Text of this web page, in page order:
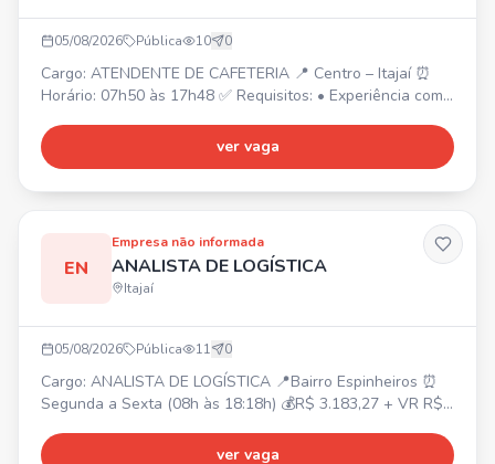
05/08/2026 Pública 10 0
Cargo: ATENDENTE DE CAFETERIA 📍 Centro – Itajaí ⏰
Horário: 07h50 às 17h48 ✅ Requisitos: • Experiência com
será um diferencial.
ver vaga
EN
Empresa não informada
ANALISTA DE LOGÍSTICA
Itajaí
05/08/2026 Pública 11 0
Cargo: ANALISTA DE LOGÍSTICA 📍Bairro Espinheiros ⏰
Segunda a Sexta (08h às 18:18h) 💰R$ 3.183,27 + VR R$
Convênio SESC + Café da Manã Requisitos: Excel
ver vaga